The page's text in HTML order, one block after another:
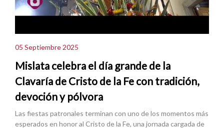
05 Septiembre 2025
Mislata celebra el día grande de la
Clavaría de Cristo de la Fe con tradición,
devoción y pólvora
Las fiestas patronales terminan con uno de los momentos más
esperados en honor al Cristo de la Fe, una jornada cargada de